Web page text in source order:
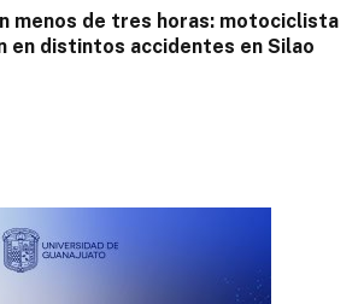
menos de tres horas: motociclista
en distintos accidentes en Silao